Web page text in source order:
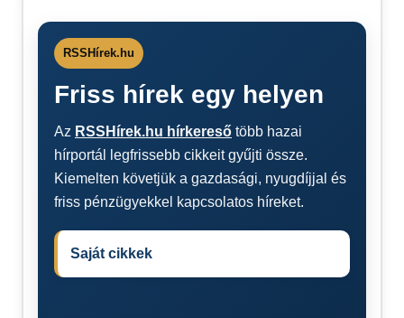
RSSHírek.hu
Friss hírek egy helyen
Az RSSHírek.hu hírkereső több hazai
hírportál legfrissebb cikkeit gyűjti össze.
Kiemelten követjük a gazdasági, nyugdíjjal és
friss pénzügyekkel kapcsolatos híreket.
Saját cikkek